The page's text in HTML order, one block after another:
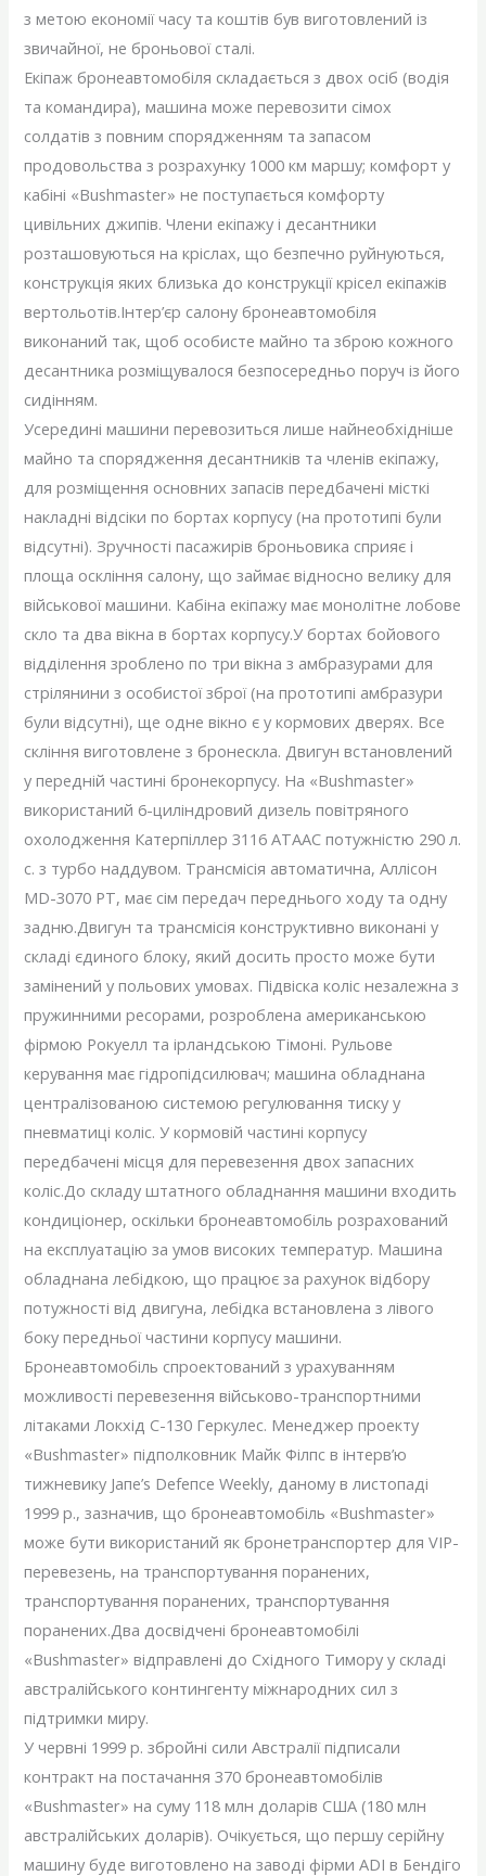
з метою економії часу та коштів був виготовлений із
звичайної, не броньової сталі.
Екіпаж бронеавтомобіля складається з двох осіб (водія
та командира), машина може перевозити сімох
солдатів з повним спорядженням та запасом
продовольства з розрахунку 1000 км маршу; комфорт у
кабіні «Bushmaster» не поступається комфорту
цивільних джипів. Члени екіпажу і десантники
розташовуються на кріслах, що безпечно руйнуються,
конструкція яких близька до конструкції крісел екіпажів
вертольотів.Інтер’єр салону бронеавтомобіля
виконаний так, щоб особисте майно та зброю кожного
десантника розміщувалося безпосередньо поруч із його
сидінням.
Усередині машини перевозиться лише найнеобхідніше
майно та спорядження десантників та членів екіпажу,
для розміщення основних запасів передбачені місткі
накладні відсіки по бортах корпусу (на прототипі були
відсутні). Зручності пасажирів броньовика сприяє і
площа оскління салону, що займає відносно велику для
військової машини. Кабіна екіпажу має монолітне лобове
скло та два вікна в бортах корпусу.У бортах бойового
відділення зроблено по три вікна з амбразурами для
стрілянини з особистої зброї (на прототипі амбразури
були відсутні), ще одне вікно є у кормових дверях. Все
скління виготовлене з бронескла. Двигун встановлений
у передній частині бронекорпусу. На «Bushmaster»
використаний 6-циліндровий дизель повітряного
охолодження Катерпіллер 3116 АТААС потужністю 290 л.
с. з турбо наддувом. Трансмісія автоматична, Аллісон
MD-3070 РТ, має сім передач переднього ходу та одну
задню.Двигун та трансмісія конструктивно виконані у
складі єдиного блоку, який досить просто може бути
замінений у польових умовах. Підвіска коліс незалежна з
пружинними ресорами, розроблена американською
фірмою Рокуелл та ірландською Тімоні. Рульове
керування має гідропідсилювач; машина обладнана
централізованою системою регулювання тиску у
пневматиці коліс. У кормовій частині корпусу
передбачені місця для перевезення двох запасних
коліс.До складу штатного обладнання машини входить
кондиціонер, оскільки бронеавтомобіль розрахований
на експлуатацію за умов високих температур. Машина
обладнана лебідкою, що працює за рахунок відбору
потужності від двигуна, лебідка встановлена ​​з лівого
боку передньої частини корпусу машини.
Бронеавтомобіль спроектований з урахуванням
можливості перевезення військово-транспортними
літаками Локхід С-130 Геркулес. Менеджер проекту
«Bushmaster» підполковник Майк Філпс в інтерв’ю
тижневику Jапе’s Dеfепсе Weekly, даному в листопаді
1999 р., зазначив, що бронеавтомобіль «Bushmaster»
може бути використаний як бронетранспортер для VIP-
перевезень, на транспортування поранених,
транспортування поранених, транспортування
поранених.Два досвідчені бронеавтомобілі
«Bushmaster» відправлені до Східного Тимору у складі
австралійського контингенту міжнародних сил з
підтримки миру.
У червні 1999 р. збройні сили Австралії підписали
контракт на постачання 370 бронеавтомобілів
«Bushmaster» на суму 118 млн доларів США (180 млн
австралійських доларів). Очікується, що першу серійну
машину буде виготовлено на заводі фірми ADI в Бендіго